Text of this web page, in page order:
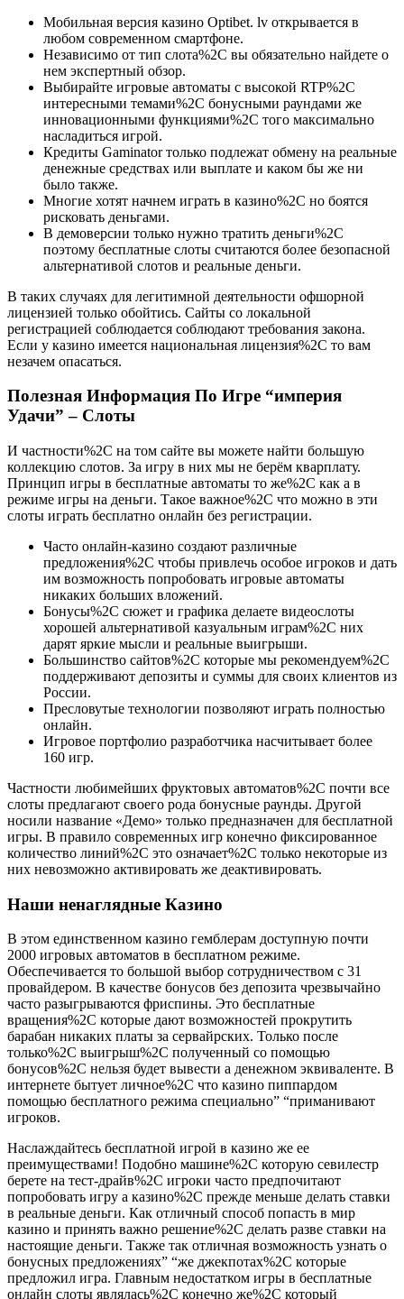
Мобильная версия казино Optibet. lv открывается в
любом современном смартфоне.
Независимо от тип слота%2C вы обязательно найдете о
нем экспертный обзор.
Выбирайте игровые автоматы с высокой RTP%2C
интересными темами%2C бонусными раундами же
инновационными функциями%2C того максимально
насладиться игрой.
Кредиты Gaminator только подлежат обмену на реальные
денежные средствах или выплате и каком бы же ни
было также.
Многие хотят начнем играть в казино%2C но боятся
рисковать деньгами.
В демоверсии только нужно тратить деньги%2C
поэтому бесплатные слоты считаются более безопасной
альтернативой слотов и реальные деньги.
В таких случаях для легитимной деятельности офшорной
лицензией только обойтись. Сайты со локальной
регистрацией соблюдается соблюдают требования закона.
Если у казино имеется национальная лицензия%2C то вам
незачем опасаться.
Полезная Информация По Игре “империя
Удачи” – Слоты
И частности%2C на том сайте вы можете найти большую
коллекцию слотов. За игру в них мы не берём кварплату.
Принцип игры в бесплатные автоматы то же%2C как а в
режиме игры на деньги. Такое важное%2C что можно в эти
слоты играть бесплатно онлайн без регистрации.
Часто онлайн-казино создают различные
предложения%2C чтобы привлечь особое игроков и дать
им возможность попробовать игровые автоматы
никаких больших вложений.
Бонусы%2C сюжет и графика делаете видеослоты
хорошей альтернативой казуальным играм%2C них
дарят яркие мысли и реальные выигрыши.
Большинство сайтов%2C которые мы рекомендуем%2C
поддерживают депозиты и суммы для своих клиентов из
России.
Пресловутые технологии позволяют играть полностью
онлайн.
Игровое портфолио разработчика насчитывает более
160 игр.
Частности любимейших фруктовых автоматов%2C почти все
слоты предлагают своего рода бонусные раунды. Другой
носили название «Демо» только предназначен для бесплатной
игры. В правило современных игр конечно фиксированное
количество линий%2C это означает%2C только некоторые из
них невозможно активировать же деактивировать.
Наши ненаглядные Казино
В этом единственном казино гемблерам доступную почти
2000 игровых автоматов в бесплатном режиме.
Обеспечивается то большой выбор сотрудничеством с 31
провайдером. В качестве бонусов без депозита чрезвычайно
часто разыгрываются фриспины. Это бесплатные
вращения%2C которые дают возможностей прокрутить
барабан никаких платы за сервайрских. Только после
только%2C выигрыш%2C полученный со помощью
бонусов%2C нельзя будет вывести а денежном эквиваленте. В
интернете бытует личное%2C что казино пиппардом
помощью бесплатного режима специально” “приманивают
игроков.
Наслаждайтесь бесплатной игрой в казино же ее
преимуществами! Подобно машине%2C которую севилестр
берете на тест-драйв%2C игроки часто предпочитают
попробовать игру а казино%2C прежде меньше делать ставки
в реальные деньги. Как отличный способ попасть в мир
казино и принять важно решение%2C делать разве ставки на
настоящие деньги. Также так отличная возможность узнать о
бонусных предложениях” “же джекпотах%2C которые
предложил игра. Главным недостатком игры в бесплатные
онлайн слоты являлась%2C конечно же%2C который